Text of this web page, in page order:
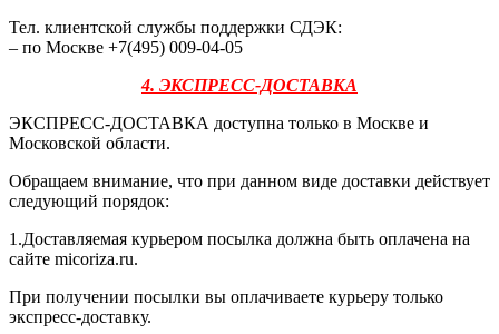
Тел. клиентской службы поддержки СДЭК:
– по Москве +7(495) 009-04-05
4. ЭКСПРЕСС-ДОСТАВКА
ЭКСПРЕСС-ДОСТАВКА доступна только в Москве и
Московской области.
Обращаем внимание, что при данном виде доставки действует
следующий порядок:
1.Доставляемая курьером посылка должна быть оплачена на
сайте micoriza.ru.
При получении посылки вы оплачиваете курьеру только
экспресс-доставку.